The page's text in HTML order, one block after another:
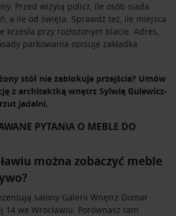
Przed wizytą policz, ile osób siada
a ile od święta. Sprawdź też, ile miejsca
krzesła przy rozłożonym blacie. Adres,
parkowania opisuje zakładka
stół nie zablokuje przejścia? Umów
z architektką wnętrz Sylwią Gulewicz-
jadalni.
PYTANIA O MEBLE DO
można zobaczyć meble
salony Galerii Wnętrz Domar
we Wrocławiu. Porównasz tam